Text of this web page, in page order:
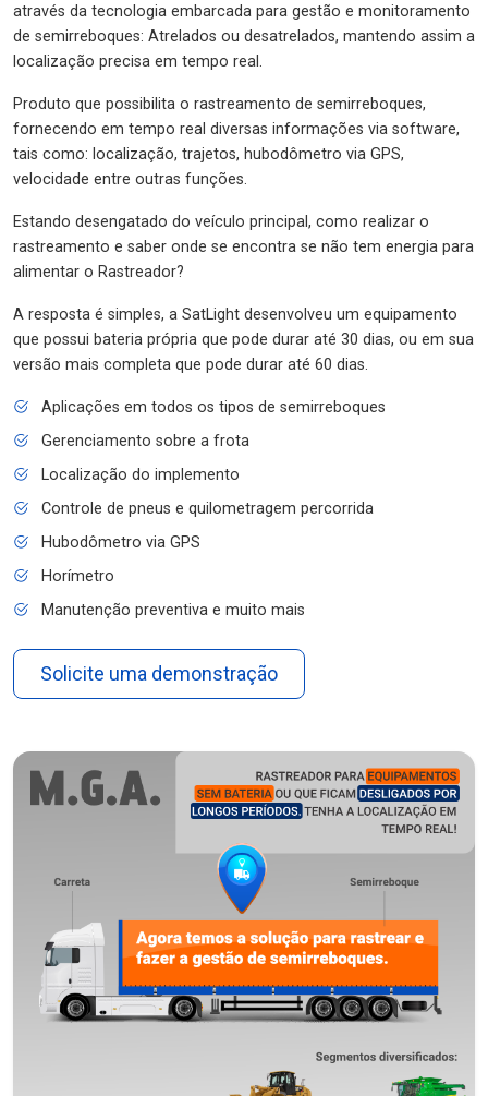
através da tecnologia embarcada para gestão e monitoramento
de semirreboques: Atrelados ou desatrelados, mantendo assim a
localização precisa em tempo real.
Produto que possibilita o rastreamento de semirreboques,
fornecendo em tempo real diversas informações via software,
tais como: localização, trajetos, hubodômetro via GPS,
velocidade entre outras funções.
Estando desengatado do veículo principal, como realizar o
rastreamento e saber onde se encontra se não tem energia para
alimentar o Rastreador?
A resposta é simples, a SatLight desenvolveu um equipamento
que possui bateria própria que pode durar até 30 dias, ou em sua
versão mais completa que pode durar até 60 dias.
Aplicações em todos os tipos de semirreboques
Gerenciamento sobre a frota
Localização do implemento
Controle de pneus e quilometragem percorrida
Hubodômetro via GPS
Horímetro
Manutenção preventiva e muito mais
Solicite uma demonstração